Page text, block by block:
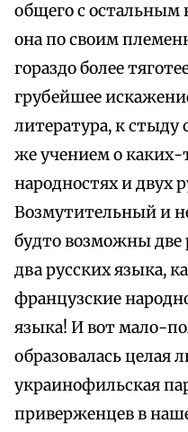
общего с остальным
она по своим
гораздо более
грубейшее
литература, к стыду
же учением о каких-
народностях и двух
Возмутительный и
будто возможны две
два русских языка,
французские
языка! И вот мало-
образовалась целая
украинофильская
приверженцев в